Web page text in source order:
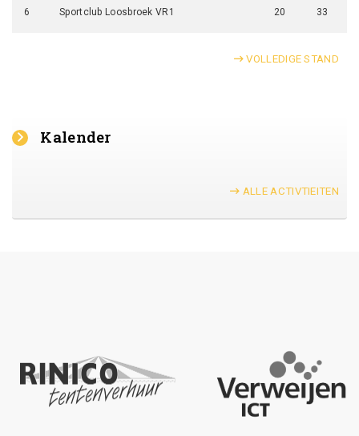
6 Sportclub Loosbroek VR1 20 33
VOLLEDIGE STAND
Kalender
ALLE ACTIVTIEITEN